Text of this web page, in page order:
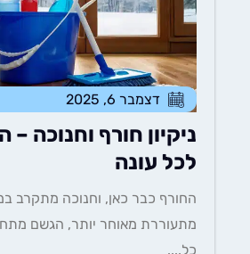
דצמבר 6, 2025
ניקיון חורף וחנוכה – הבית
לכל עונה
החורף כבר כאן, וחנוכה מתקרב
מתעוררת מאוחר יותר, הגשם מתחיל